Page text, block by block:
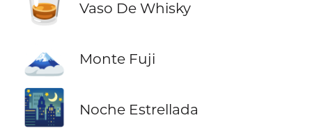
Vaso De Whisky
🗻 Monte Fuji
🌃 Noche Estrellada